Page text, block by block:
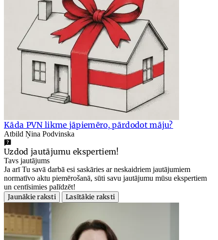
Kāda PVN likme jāpiemēro, pārdodot māju?
Atbild Ņina Podvinska
Uzdod jautājumu ekspertiem!
Tavs jautājums
Ja arī Tu savā darbā esi saskāries ar neskaidriem jautājumiem
normatīvo aktu piemērošanā, sūti savu jautājumu mūsu ekspertiem
un centīsimies palīdzēt!
Jaunākie raksti
Lasītākie raksti